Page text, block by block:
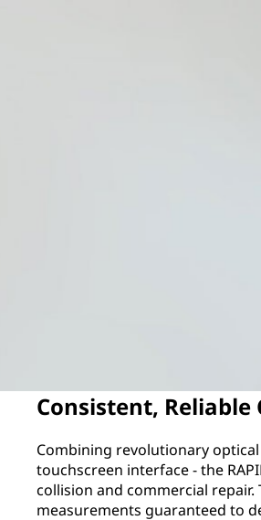
Consistent,
Combining revolutionary
touchscreen interface - the
collision and commercial
measurements guaranteed to